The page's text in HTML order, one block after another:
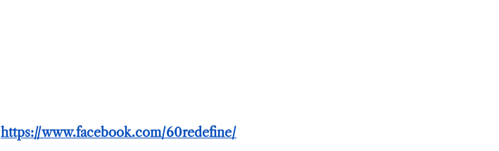
https://www.facebook.com/60redefine/